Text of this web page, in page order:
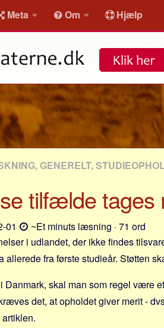
Meta Om Hjælp
GENERELT,
tilfælde tages
01
~Et minuts læsning · 71 ord
i udlandet, der ikke findes
allerede fra første studieår. Støtten
skal man som regel være
det, at opholdet giver merit -